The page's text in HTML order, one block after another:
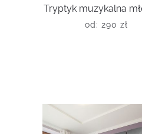
Tryptyk muzykalna
od: 290 zł